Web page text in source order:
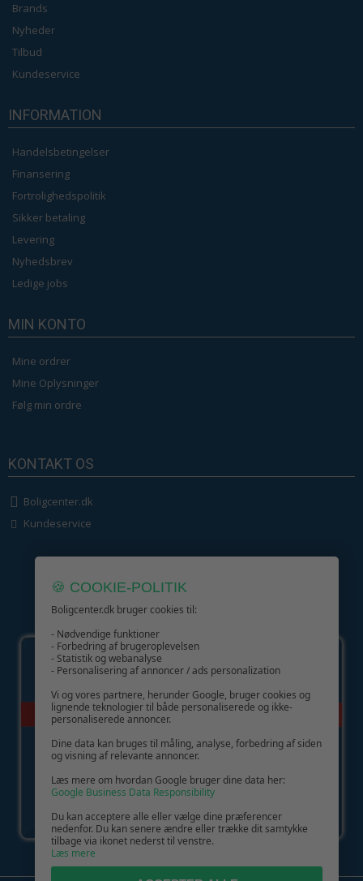
Brands
Nyheder
Tilbud
Kundeservice
INFORMATION
Handelsbetingelser
Finansering
Fortrolighedspolitik
Sikker betaling
Levering
Nyhedsbrev
Ledige jobs
MIN KONTO
Mine ordrer
Mine Oplysninger
Følg min ordre
KONTAKT OS
Boligcenter.dk
Kundeservice
GIV GLÆDE MED ET GAVEKORT!
🍪 COOKIE-POLITIK
Boligcenter.dk bruger cookies til:
- Nødvendige funktioner
- Forbedring af brugeroplevelsen
- Statistik og webanalyse
- Personalisering af annoncer / ads personalization
Vi og vores partnere, herunder Google, bruger cookies og
lignende teknologier til både personaliserede og ikke-
personaliserede annoncer.
Dine data kan bruges til måling, analyse, forbedring af siden
og visning af relevante annoncer.
Læs mere om hvordan Google bruger dine data her:
Google Business Data Responsibility
Du kan acceptere alle eller vælge dine præferencer
nedenfor. Du kan senere ændre eller trække dit samtykke
tilbage via ikonet nederst til venstre.
Læs mere